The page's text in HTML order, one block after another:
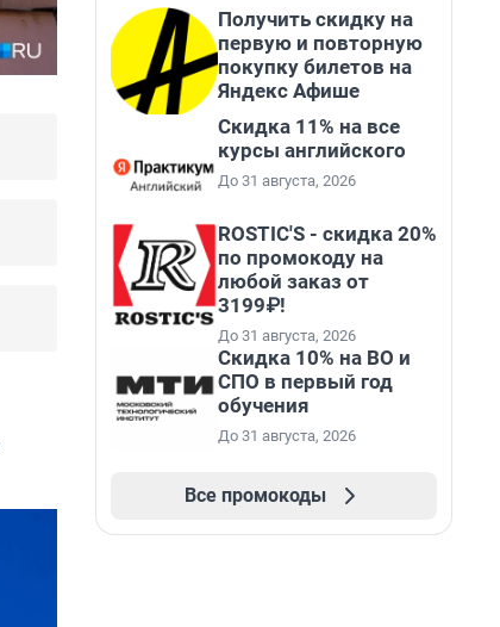
Получить скидку на
первую и повторную
покупку билетов на
Яндекс Афише
Скидка 11% на все
курсы английского
До 31 августа, 2026
ROSTIC'S - скидка 20%
по промокоду на
любой заказ от
3199₽!
До 31 августа, 2026
Скидка 10% на ВО и
СПО в первый год
обучения
До 31 августа, 2026
Все промокоды